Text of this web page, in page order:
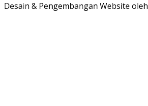
Desain & Pengembangan Website oleh